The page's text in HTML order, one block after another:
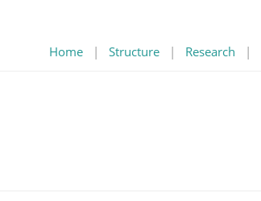
Home | Structure | Research |